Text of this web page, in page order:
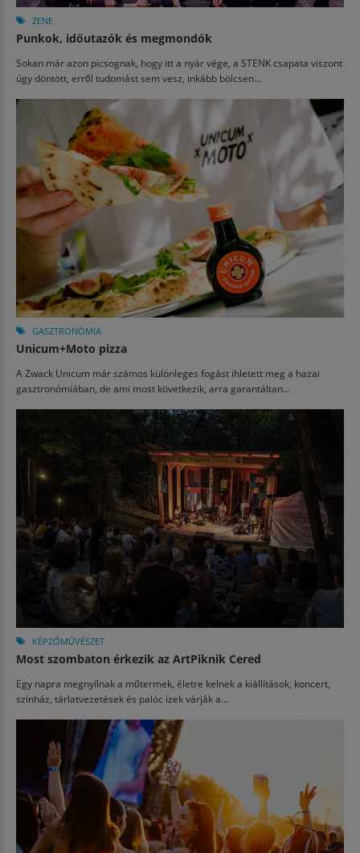
ZENE
Punkok, időutazók és megmondók
Sokan már azon picsognak, hogy itt a nyár vége, a STENK csapata viszont
úgy döntött, erről tudomást sem vesz, inkább bölcsen...
GASZTRONÓMIA
Unicum+Moto pizza
A Zwack Unicum már számos különleges fogást ihletett meg a hazai
gasztronómiában, de ami most következik, arra garantáltan...
KÉPZŐMŰVÉSZET
Most szombaton érkezik az ArtPiknik Cered
Egy napra megnyílnak a műtermek, életre kelnek a kiállítások, koncert,
színház, tárlatvezetések és palóc ízek várják a...